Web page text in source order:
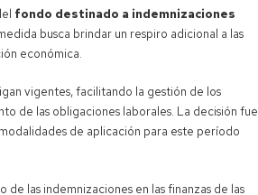
fondo destinado a indemnizaciones
busca brindar un respiro adicional a las
económica.
vigentes, facilitando la gestión de los
de las obligaciones laborales. La decisión fue
de aplicación para este período
las indemnizaciones en las finanzas de las